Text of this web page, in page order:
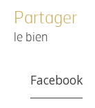
partager
le bien
Facebook